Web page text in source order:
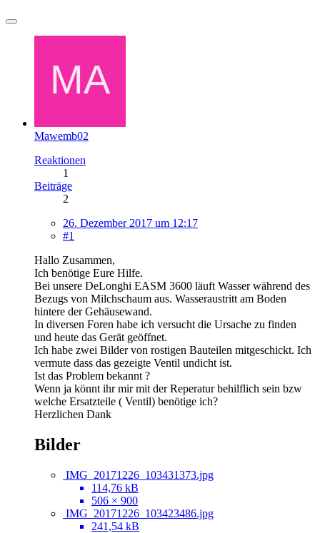
Mawemb02
Reaktionen
1
Beiträge
2
26. Dezember 2017 um 12:17
#1
Hallo Zusammen,
Ich benötige Eure Hilfe.
Bei unsere DeLonghi EASM 3600 läuft Wasser während des
Bezugs von Milchschaum aus. Wasseraustritt am Boden
hintere der Gehäusewand.
In diversen Foren habe ich versucht die Ursache zu finden
und heute das Gerät geöffnet.
Ich habe zwei Bilder von rostigen Bauteilen mitgeschickt. Ich
vermute dass das gezeigte Ventil undicht ist.
Ist das Problem bekannt ?
Wenn ja könnt ihr mir mit der Reperatur behilflich sein bzw
welche Ersatzteile ( Ventil) benötige ich?
Herzlichen Dank
Bilder
IMG_20171226_103431373.jpg
114,76 kB
506 × 900
IMG_20171226_103423486.jpg
241,54 kB